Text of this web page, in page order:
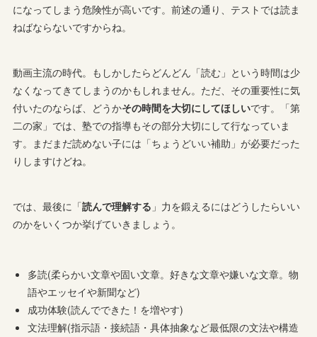
になってしまう危険性が高いです。前述の通り、テストでは読ま
ねばならないですからね。
動画主流の時代。もしかしたらどんどん「読む」という時間は少
なくなってきてしまうのかもしれません。ただ、その重要性に気
付いたのならば、どうかその時間を大切にしてほしいです。「第
二の家」では、塾での指導もその部分大切にして行なっていま
す。まだまだ読めない子には「ちょうどいい補助」が必要だった
りしますけどね。
では、最後に「読んで理解する 」力を鍛えるにはどうしたらいい
のかをいくつか挙げていきましょう。
多読(柔らかい文章や固い文章。好きな文章や嫌いな文章。物
語やエッセイや新聞など)
成功体験(読んでできた！を増やす)
文法理解(指示語・接続語・具体抽象など最低限の文法や構造